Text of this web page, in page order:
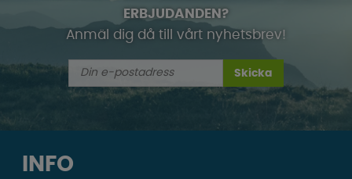
ERBJUDANDEN?
Anmäl dig då till vårt nyhetsbrev!
Skicka
INFO